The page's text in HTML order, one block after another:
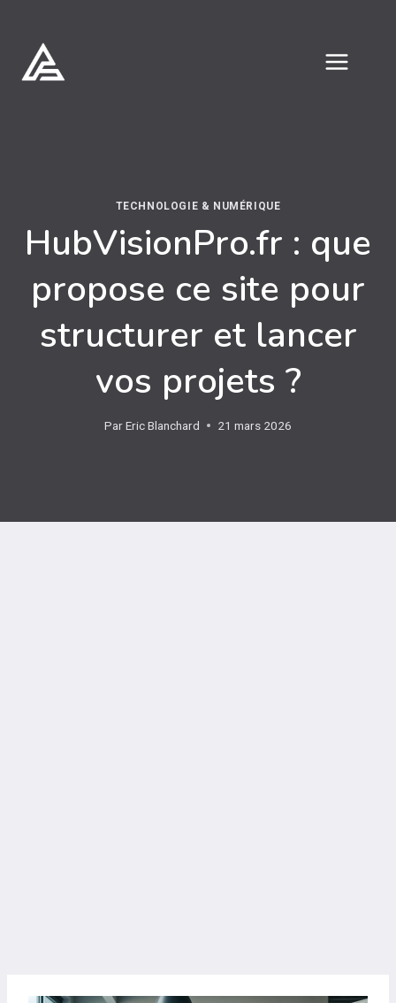
contenu
TECHNOLOGIE & NUMÉRIQUE
HubVisionPro.fr : que
propose ce site pour
structurer et lancer
vos projets ?
ParEric Blanchard 21 mars 2026